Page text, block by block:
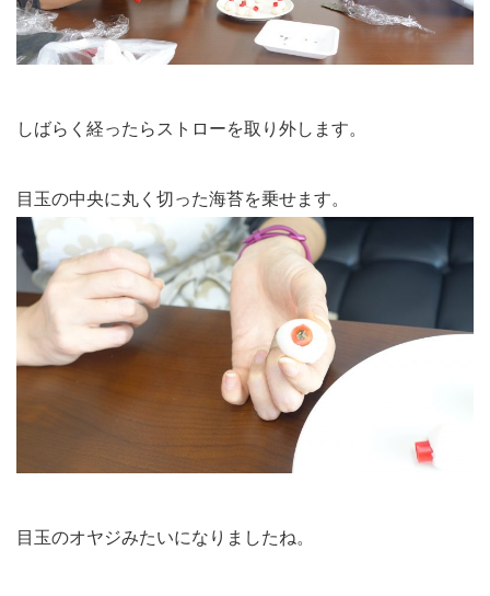
しばらく経ったらストローを取り外します。
目玉の中央に丸く切った海苔を乗せます。
目玉のオヤジみたいになりましたね。